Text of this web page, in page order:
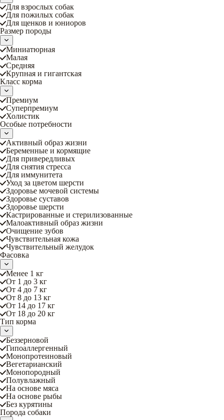
Для взрослых собак
Для пожилых собак
Для щенков и юниоров
Размер породы
Миниатюрная
Малая
Средняя
Крупная и гигантская
Класс корма
Премиум
Суперпремиум
Холистик
Особые потребности
Активный образ жизни
Беременные и кормящие
Для привередливых
Для снятия стресса
Для иммунитета
Уход за цветом шерсти
Здоровье мочевой системы
Здоровье суставов
Здоровье шерсти
Кастрированные и стерилизованные
Малоактивный образ жизни
Очищение зубов
Чувствительная кожа
Чувствительный желудок
Фасовка
Менее 1 кг
От 1 до 3 кг
От 4 до 7 кг
От 8 до 13 кг
От 14 до 17 кг
От 18 до 20 кг
Тип корма
Беззерновой
Гипоаллергенный
Монопротеиновый
Вегетарианский
Монопородный
Полувлажный
На основе мяса
На основе рыбы
Без курятины
Порода собаки